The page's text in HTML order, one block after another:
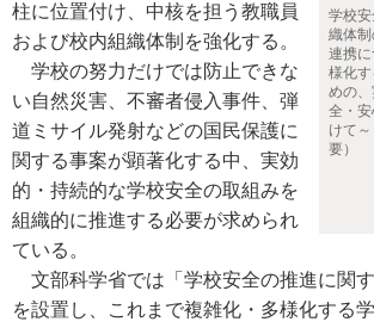
学校
織体
連携
様化
めの
全・
けて
要）
柱に位置付け、中核を担う教職員
および校内組織体制を強化する。
学校の努力だけでは防止できな
い自然災害、不審者侵入事件、弾
道ミサイル発射などの国民保護に
関する事案が顕著化する中、実効
的・持続的な学校安全の取組みを
組織的に推進する必要が求められ
ている。
文部科学省では「学校安全の推進に関す
を設置し、これまで複雑化・多様化する